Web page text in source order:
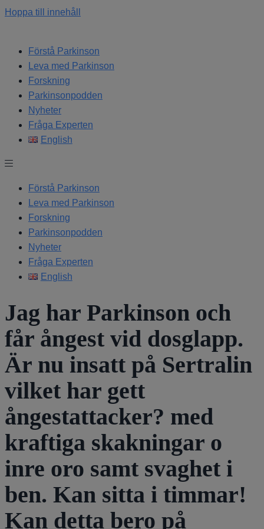
Hoppa till innehåll
Förstå Parkinson
Leva med Parkinson
Forskning
Parkinsonpodden
Nyheter
Fråga Experten
English
Förstå Parkinson
Leva med Parkinson
Forskning
Parkinsonpodden
Nyheter
Fråga Experten
English
Jag har Parkinson och
får ångest vid dosglapp.
Är nu insatt på Sertralin
vilket har gett
ångestattacker? med
kraftiga skakningar o
inre oro samt svaghet i
ben. Kan sitta i timmar!
Kan detta bero på